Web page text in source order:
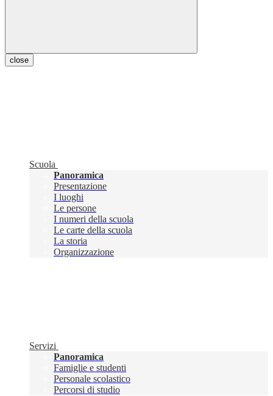
close
Scuola
Panoramica
Presentazione
I luoghi
Le persone
I numeri della scuola
Le carte della scuola
La storia
Organizzazione
Servizi
Panoramica
Famiglie e studenti
Personale scolastico
Percorsi di studio